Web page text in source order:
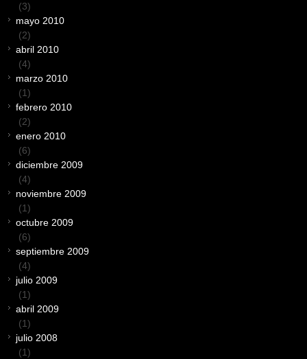
(3)
mayo 2010
(2)
abril 2010
(4)
marzo 2010
(1)
febrero 2010
(2)
enero 2010
(6)
diciembre 2009
(4)
noviembre 2009
(1)
octubre 2009
(6)
septiembre 2009
(4)
julio 2009
(1)
abril 2009
(1)
julio 2008
(1)